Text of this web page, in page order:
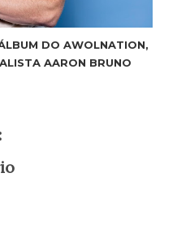
DO AWOLNATION,
AARON BRUNO